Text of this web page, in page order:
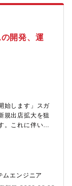
造から、IT企業
ています。 こ
欠です。当グ
な存在として、
はのモビリテ
すでに、グロ
キルを持つ人
いただく方の経
-
企画- モビリティ
開発- 新事業共創
- グローバルマー
ョンの魅力・将
れます。・豊富
成長: プロジェク
開発、運
始します」スガ
規出店拡大を狙
。これに伴い、
スガキヤ」を展
の開発、運用、
系システムの開
守・パソコンや
ムエンジニア